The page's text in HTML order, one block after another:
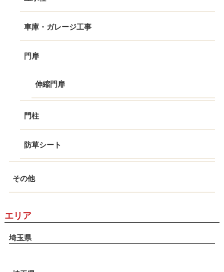
車庫・ガレージ工事
門扉
伸縮門扉
門柱
防草シート
その他
エリア
埼玉県